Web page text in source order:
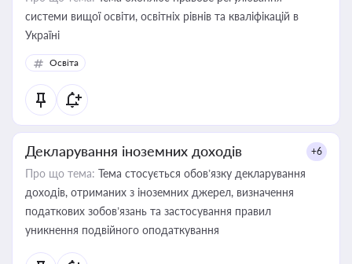
системи вищої освіти, освітніх рівнів та кваліфікацій в
Україні
Освіта
Декларування іноземних доходів +6
Про що тема: Тема стосується обов’язку декларування
доходів, отриманих з іноземних джерел, визначення
податкових зобов’язань та застосування правил
уникнення подвійного оподаткування